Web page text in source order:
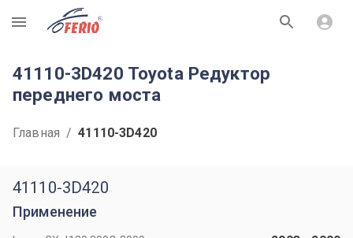
R
41110-3D420 Toyota Редуктор
переднего моста
Главная / 41110-3D420
41110-3D420
Применение